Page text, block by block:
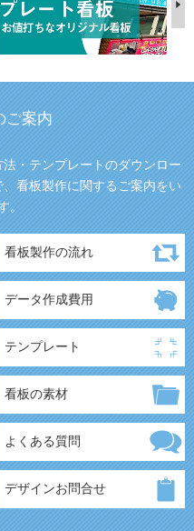
ご案内
・テンプレートのダウンロー
看板製作に関するご案内をい
。
看板製作の流れ
データ作成費用
テンプレート
看板の素材
よくある質問
デザインお問合せ